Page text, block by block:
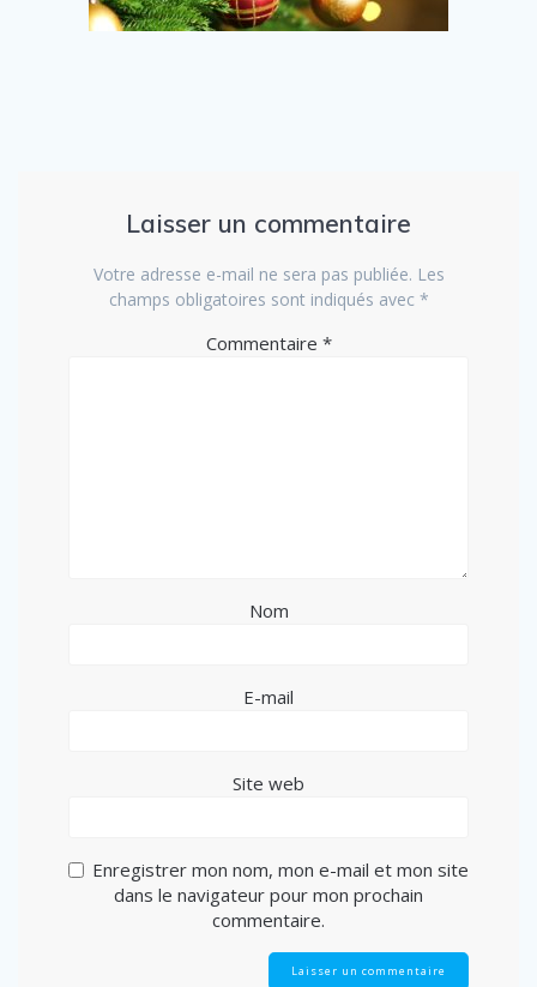
Laisser un commentaire
Votre adresse e-mail ne sera pas publiée. Les
champs obligatoires sont indiqués avec *
Commentaire *
Nom
E-mail
Site web
Enregistrer mon nom, mon e-mail et mon site
dans le navigateur pour mon prochain
commentaire.